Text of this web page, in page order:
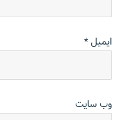
ایمیل*
وب‌ سایت